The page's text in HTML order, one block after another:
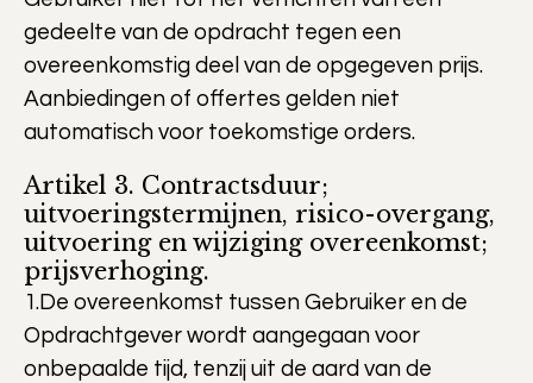
gedeelte van de opdracht tegen een
overeenkomstig deel van de opgegeven prijs.
Aanbiedingen of offertes gelden niet
automatisch voor toekomstige orders.
Artikel 3. Contractsduur;
uitvoeringstermijnen, risico-overgang,
uitvoering en wijziging overeenkomst;
prijsverhoging.
1.De overeenkomst tussen Gebruiker en de
Opdrachtgever wordt aangegaan voor
onbepaalde tijd, tenzij uit de aard van de